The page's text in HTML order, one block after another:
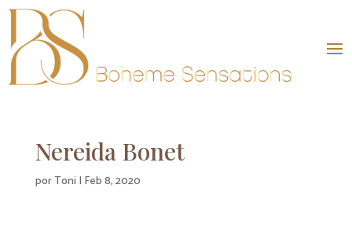
Nereida Bonet
porToni | Feb 8, 2020